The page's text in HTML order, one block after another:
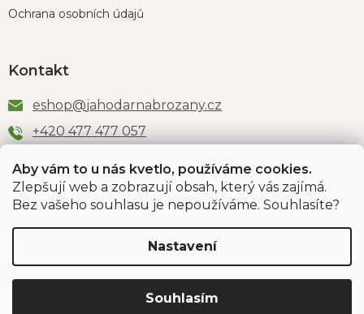
Aby vám to u nás kvetlo, používáme cookies.
Zlepšují web a zobrazují obsah, který vás zajímá.
Bez vašeho souhlasu je nepoužíváme. Souhlasíte?
Nastavení
Souhlasím
Ochrana osobních údajů
Kontakt
eshop@jahodarnabrozany.cz
+420 477 477 057
Odběr newsletteru